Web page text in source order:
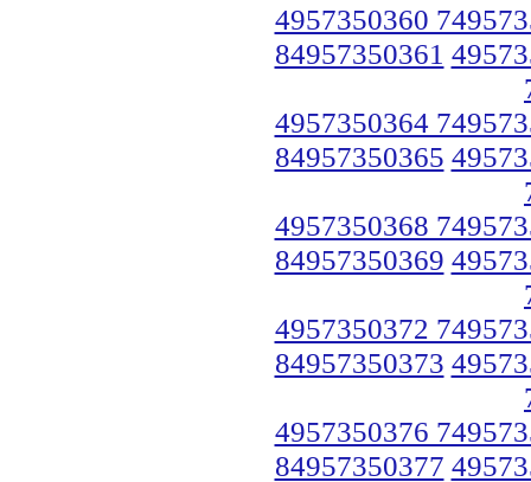
4957350360
84957350361
4957350364
84957350365
4957350368
84957350369
4957350372
84957350373
4957350376
84957350377